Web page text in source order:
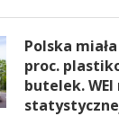
Polska
proc.
butelek.